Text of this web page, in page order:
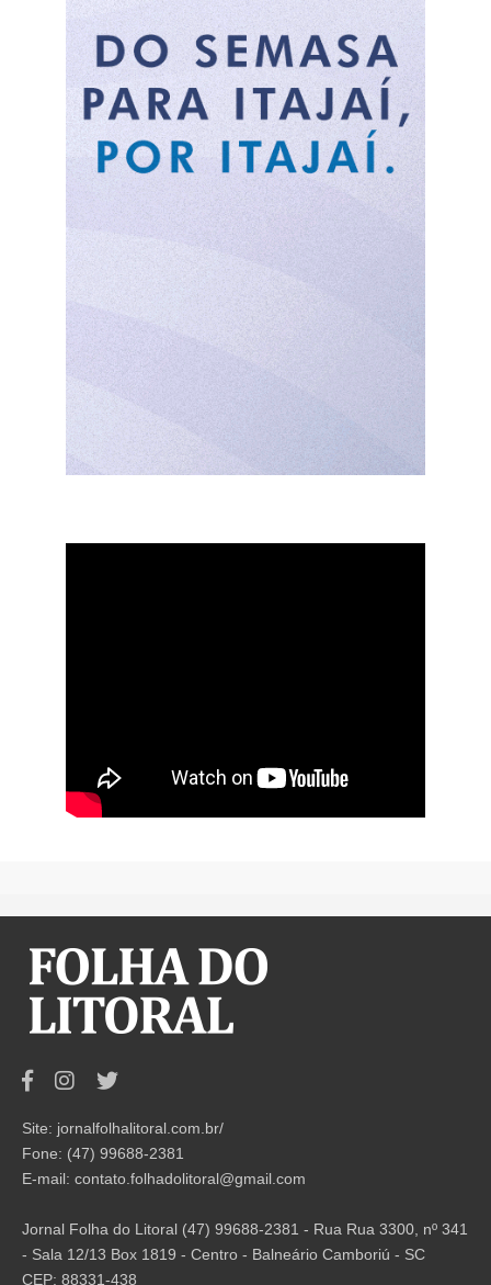
Site: jornalfolhalitoral.com.br/
Fone: (47) 99688-2381
E-mail: contato.folhadolitoral@gmail.com
Jornal Folha do Litoral (47) 99688-2381 - Rua Rua 3300, nº 341
- Sala 12/13 Box 1819 - Centro - Balneário Camboriú - SC
CEP: 88331-438